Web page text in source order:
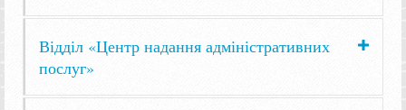
Відділ «Центр надання адміністративних
послуг»